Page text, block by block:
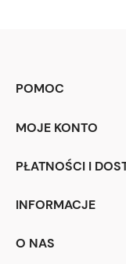
POMOC
MOJE KONTO
PŁATNOŚCI I
INFORMACJE
O NAS